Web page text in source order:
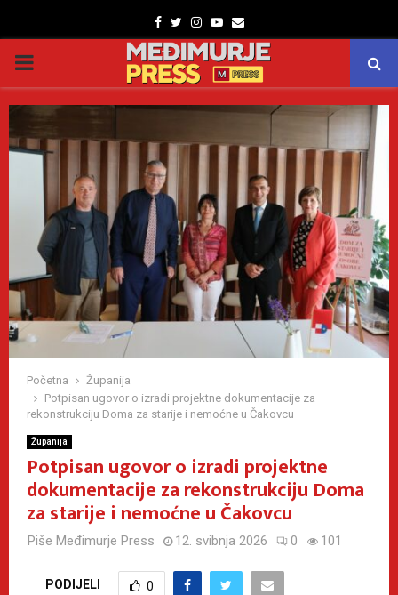
Facebook
TwitterInstagram
Youtube
Email
PRIMARY
MENU
Početna
Županija
Potpisan ugovor o izradi projektne dokumentacije za
rekonstrukciju Doma za starije i nemoćne u Čakovcu
Županija
Potpisan ugovor o izradi projektne
dokumentacije za rekonstrukciju Doma
za starije i nemoćne u Čakovcu
Piše Međimurje Press 12. svibnja 2026 0 101
PODIJELI 0